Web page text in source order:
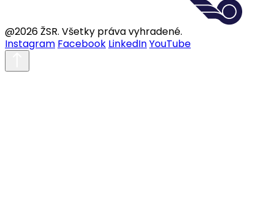
@2026 ŽSR. Všetky práva vyhradené.
Instagram Facebook LinkedInYouTube